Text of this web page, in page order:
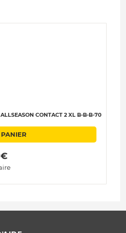
CONTACT 2 XL B-B-B-70